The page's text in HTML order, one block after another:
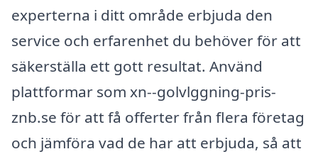
experterna i ditt område erbjuda den
service och erfarenhet du behöver för att
säkerställa ett gott resultat. Använd
plattformar som xn--golvlggning-pris-
znb.se för att få offerter från flera företag
och jämföra vad de har att erbjuda, så att